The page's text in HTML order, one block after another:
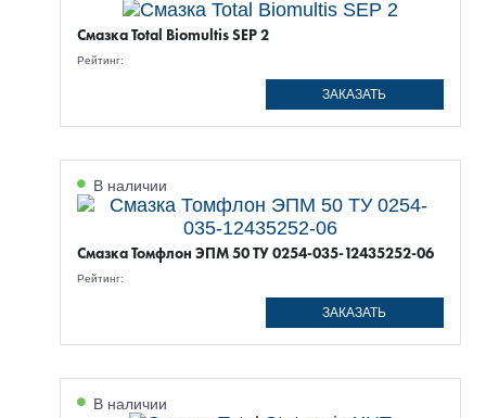
Смазка Total Biomultis SEP 2
Рейтинг:
ЗАКАЗАТЬ
В наличии
Смазка Томфлон ЭПМ 50 ТУ 0254-035-12435252-06
Рейтинг:
ЗАКАЗАТЬ
В наличии